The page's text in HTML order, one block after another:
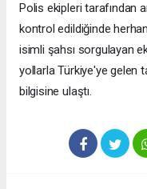
Polis ekipleri tarafından
kontrol edildiğinde
isimli şahsı sorgulayan
yollarla Türkiye'ye gelen
bilgisine ulaştı.